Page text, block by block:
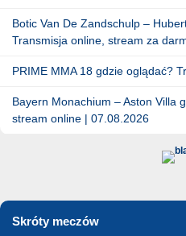
Botic Van De Zandschulp –
Transmisja online, stream za
PRIME MMA 18 gdzie oglądać?
Bayern Monachium – Aston Villa
stream online | 07.08.2026
Skróty meczów